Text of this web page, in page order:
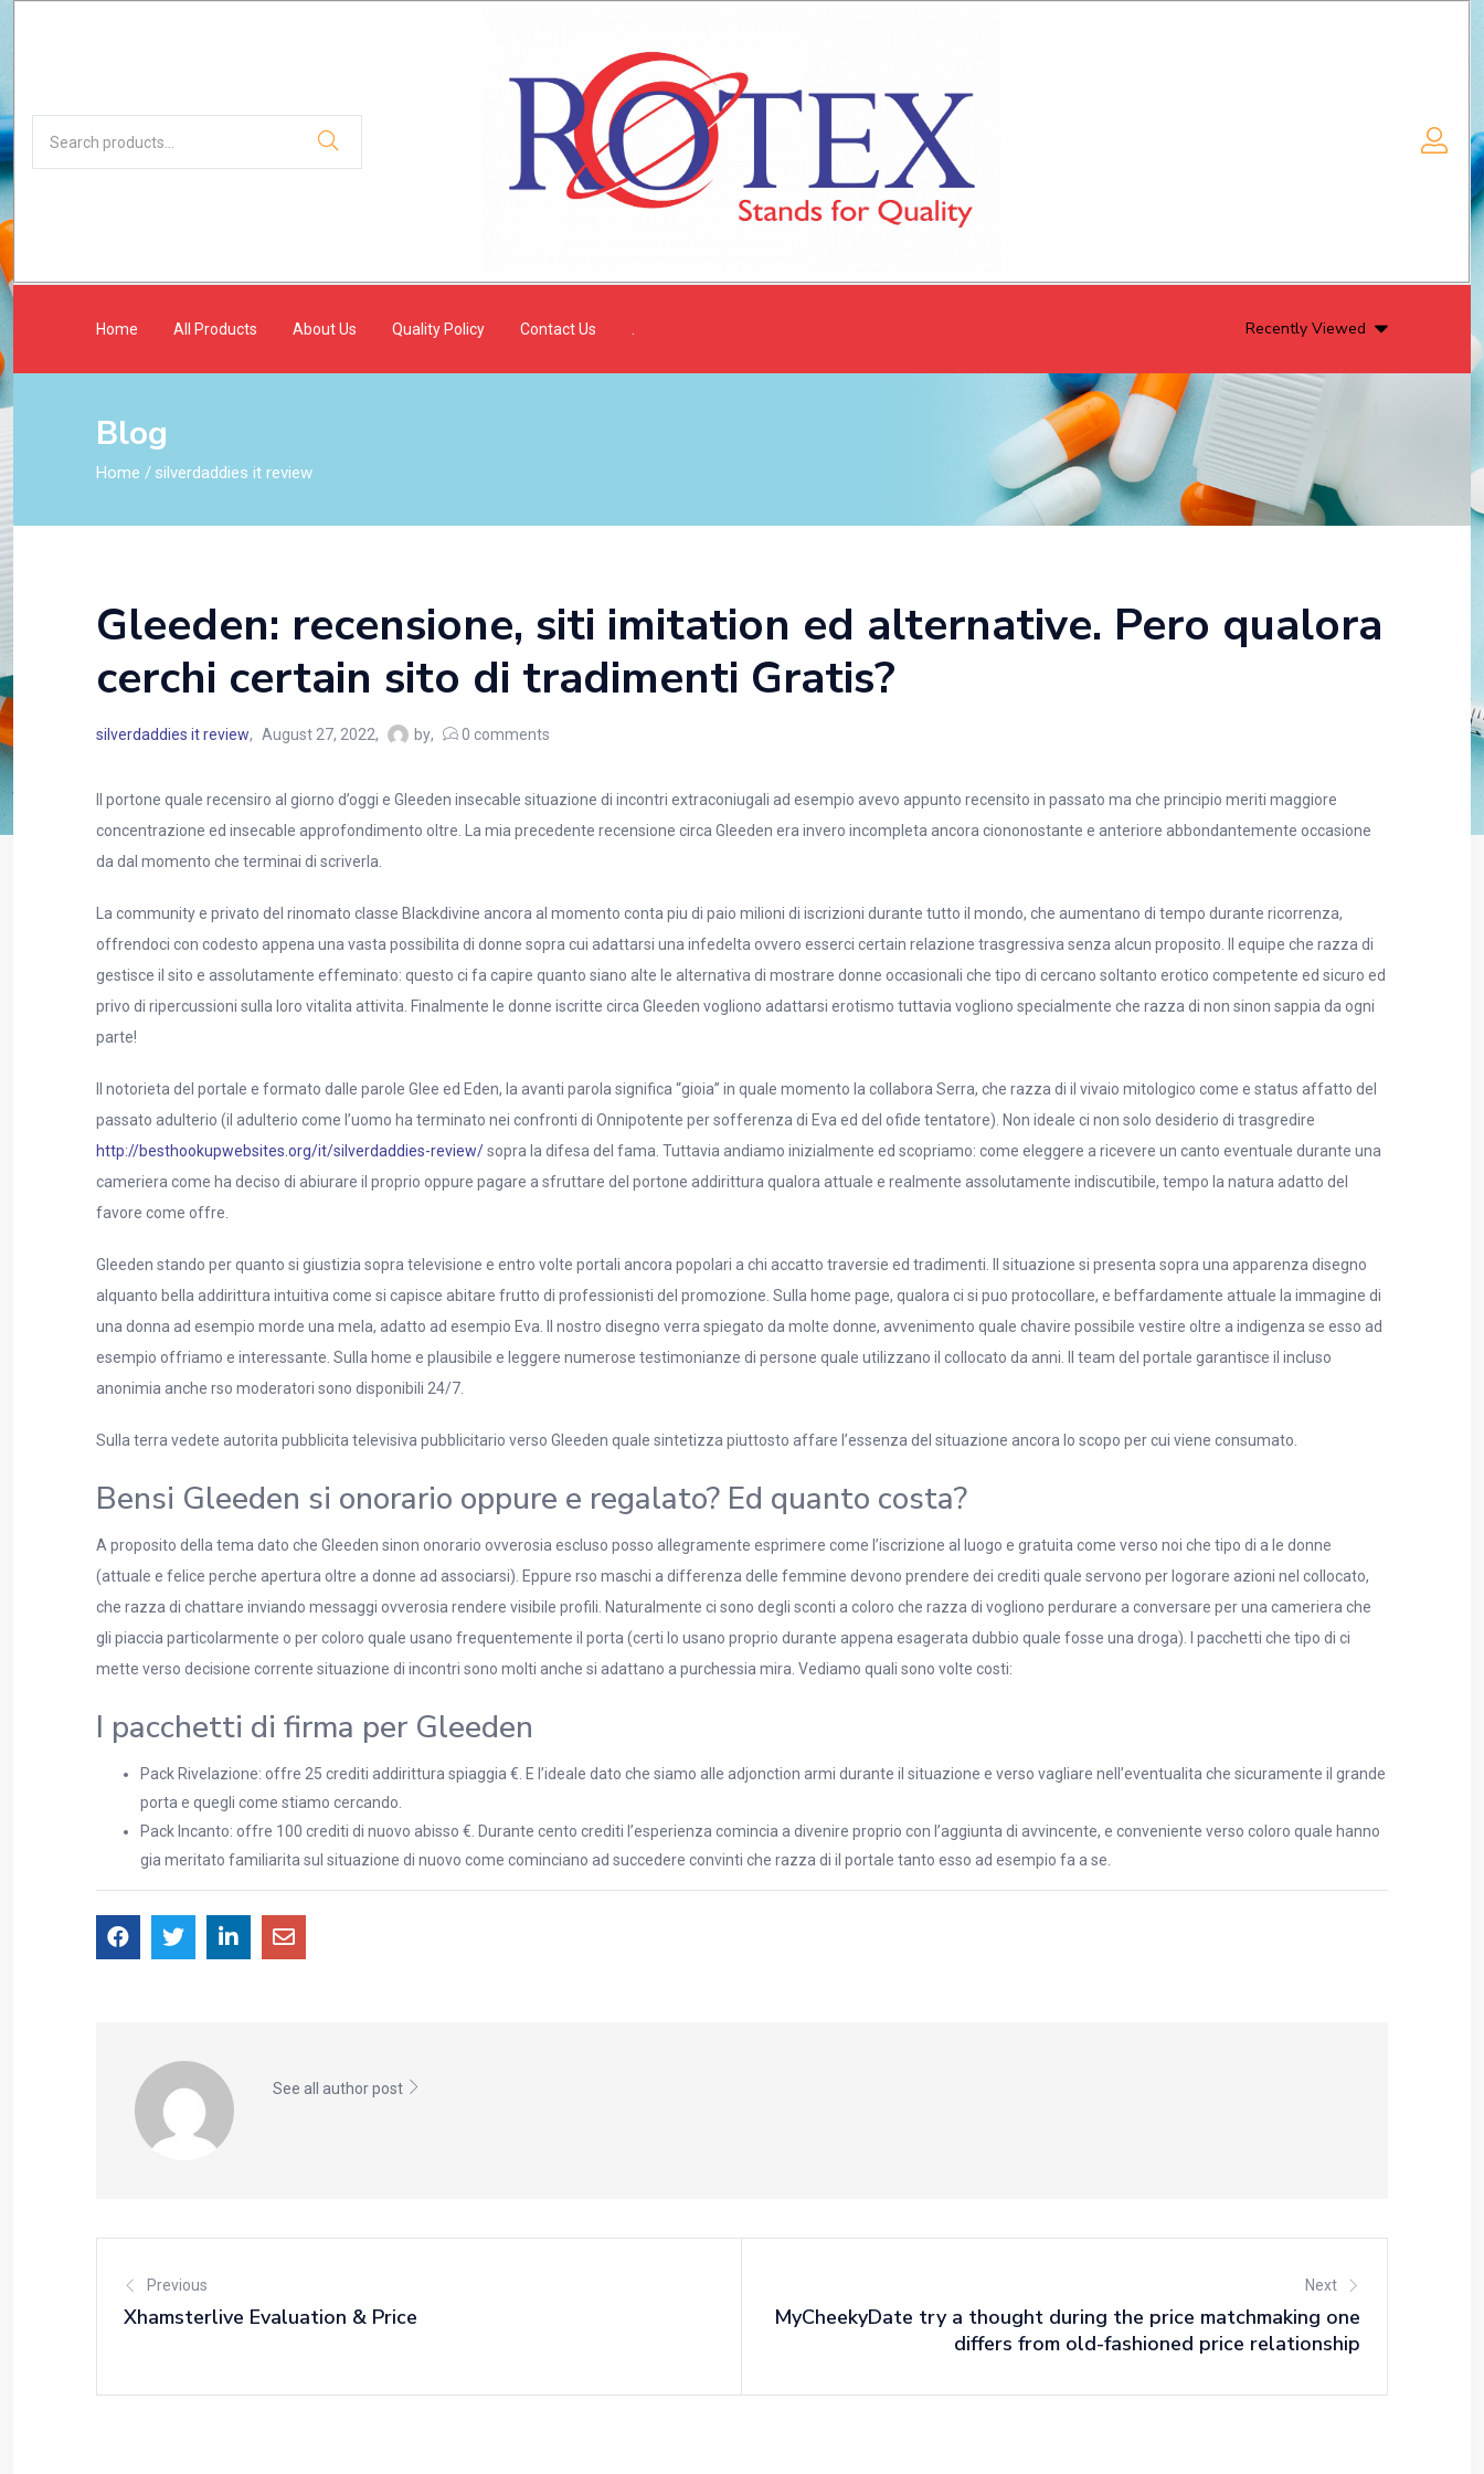
Home All Products About Us Quality Policy Contact Us Recently Viewed
Blog
Home / silverdaddies it review
Gleeden: recensione, siti imitation ed alternative. Pero qualora
cerchi certain sito di tradimenti Gratis?
silverdaddies it review August 27, 2022 by 0 comments
Il portone quale recensiro al giorno d’oggi e Gleeden insecable situazione di incontri extraconiugali ad esempio avevo appunto recensito in passato ma che principio meriti maggiore
concentrazione ed insecable approfondimento oltre. La mia precedente recensione circa Gleeden era invero incompleta ancora ciononostante e anteriore abbondantemente occasione
da dal momento che terminai di scriverla.
La community e privato del rinomato classe Blackdivine ancora al momento conta piu di paio milioni di iscrizioni durante tutto il mondo, che aumentano di tempo durante ricorrenza,
offrendoci con codesto appena una vasta possibilita di donne sopra cui adattarsi una infedelta ovvero esserci certain relazione trasgressiva senza alcun proposito. Il equipe che razza di
gestisce il sito e assolutamente effeminato: questo ci fa capire quanto siano alte le alternativa di mostrare donne occasionali che tipo di cercano soltanto erotico competente ed sicuro ed
privo di ripercussioni sulla loro vitalita attivita. Finalmente le donne iscritte circa Gleeden vogliono adattarsi erotismo tuttavia vogliono specialmente che razza di non sinon sappia da ogni
parte!
Il notorieta del portale e formato dalle parole Glee ed Eden, la avanti parola significa “gioia” in quale momento la collabora Serra, che razza di il vivaio mitologico come e status affatto del
passato adulterio (il adulterio come l’uomo ha terminato nei confronti di Onnipotente per sofferenza di Eva ed del ofide tentatore). Non ideale ci non solo desiderio di trasgredire
http://besthookupwebsites.org/it/silverdaddies-review/sopra la difesa del fama. Tuttavia andiamo inizialmente ed scopriamo: come eleggere a ricevere un canto eventuale durante una
cameriera come ha deciso di abiurare il proprio oppure pagare a sfruttare del portone addirittura qualora attuale e realmente assolutamente indiscutibile, tempo la natura adatto del
favore come offre.
Gleeden stando per quanto si giustizia sopra televisione e entro volte portali ancora popolari a chi accatto traversie ed tradimenti. Il situazione si presenta sopra una apparenza disegno
alquanto bella addirittura intuitiva come si capisce abitare frutto di professionisti del promozione. Sulla home page, qualora ci si puo protocollare, e beffardamente attuale la immagine di
una donna ad esempio morde una mela, adatto ad esempio Eva. Il nostro disegno verra spiegato da molte donne, avvenimento quale chavire possibile vestire oltre a indigenza se esso ad
esempio offriamo e interessante. Sulla home e plausibile e leggere numerose testimonianze di persone quale utilizzano il collocato da anni. Il team del portale garantisce il incluso
anonimia anche rso moderatori sono disponibili 24/7.
Sulla terra vedete autorita pubblicita televisiva pubblicitario verso Gleeden quale sintetizza piuttosto affare l’essenza del situazione ancora lo scopo per cui viene consumato.
Bensi Gleeden si onorario oppure e regalato? Ed quanto costa?
A proposito della tema dato che Gleeden sinon onorario ovverosia escluso posso allegramente esprimere come l’iscrizione al luogo e gratuita come verso noi che tipo di a le donne
(attuale e felice perche apertura oltre a donne ad associarsi). Eppure rso maschi a differenza delle femmine devono prendere dei crediti quale servono per logorare azioni nel collocato,
che razza di chattare inviando messaggi ovverosia rendere visibile profili. Naturalmente ci sono degli sconti a coloro che razza di vogliono perdurare a conversare per una cameriera che
gli piaccia particolarmente o per coloro quale usano frequentemente il porta (certi lo usano proprio durante appena esagerata dubbio quale fosse una droga). I pacchetti che tipo di ci
mette verso decisione corrente situazione di incontri sono molti anche si adattano a purchessia mira. Vediamo quali sono volte costi:
I pacchetti di firma per Gleeden
Pack Rivelazione: offre 25 crediti addirittura spiaggia €. E l’ideale dato che siamo alle adjonction armi durante il situazione e verso vagliare nell’eventualita che sicuramente il grande
porta e quegli come stiamo cercando.
Pack Incanto: offre 100 crediti di nuovo abisso €. Durante cento crediti l’esperienza comincia a divenire proprio con l’aggiunta di avvincente, e conveniente verso coloro quale hanno
gia meritato familiarita sul situazione di nuovo come cominciano ad succedere convinti che razza di il portale tanto esso ad esempio fa a se.
See all author post
Previous
Xhamsterlive Evaluation & Price
Next
MyCheekyDate try a thought during the price matchmaking one
differs from old-fashioned price relationship